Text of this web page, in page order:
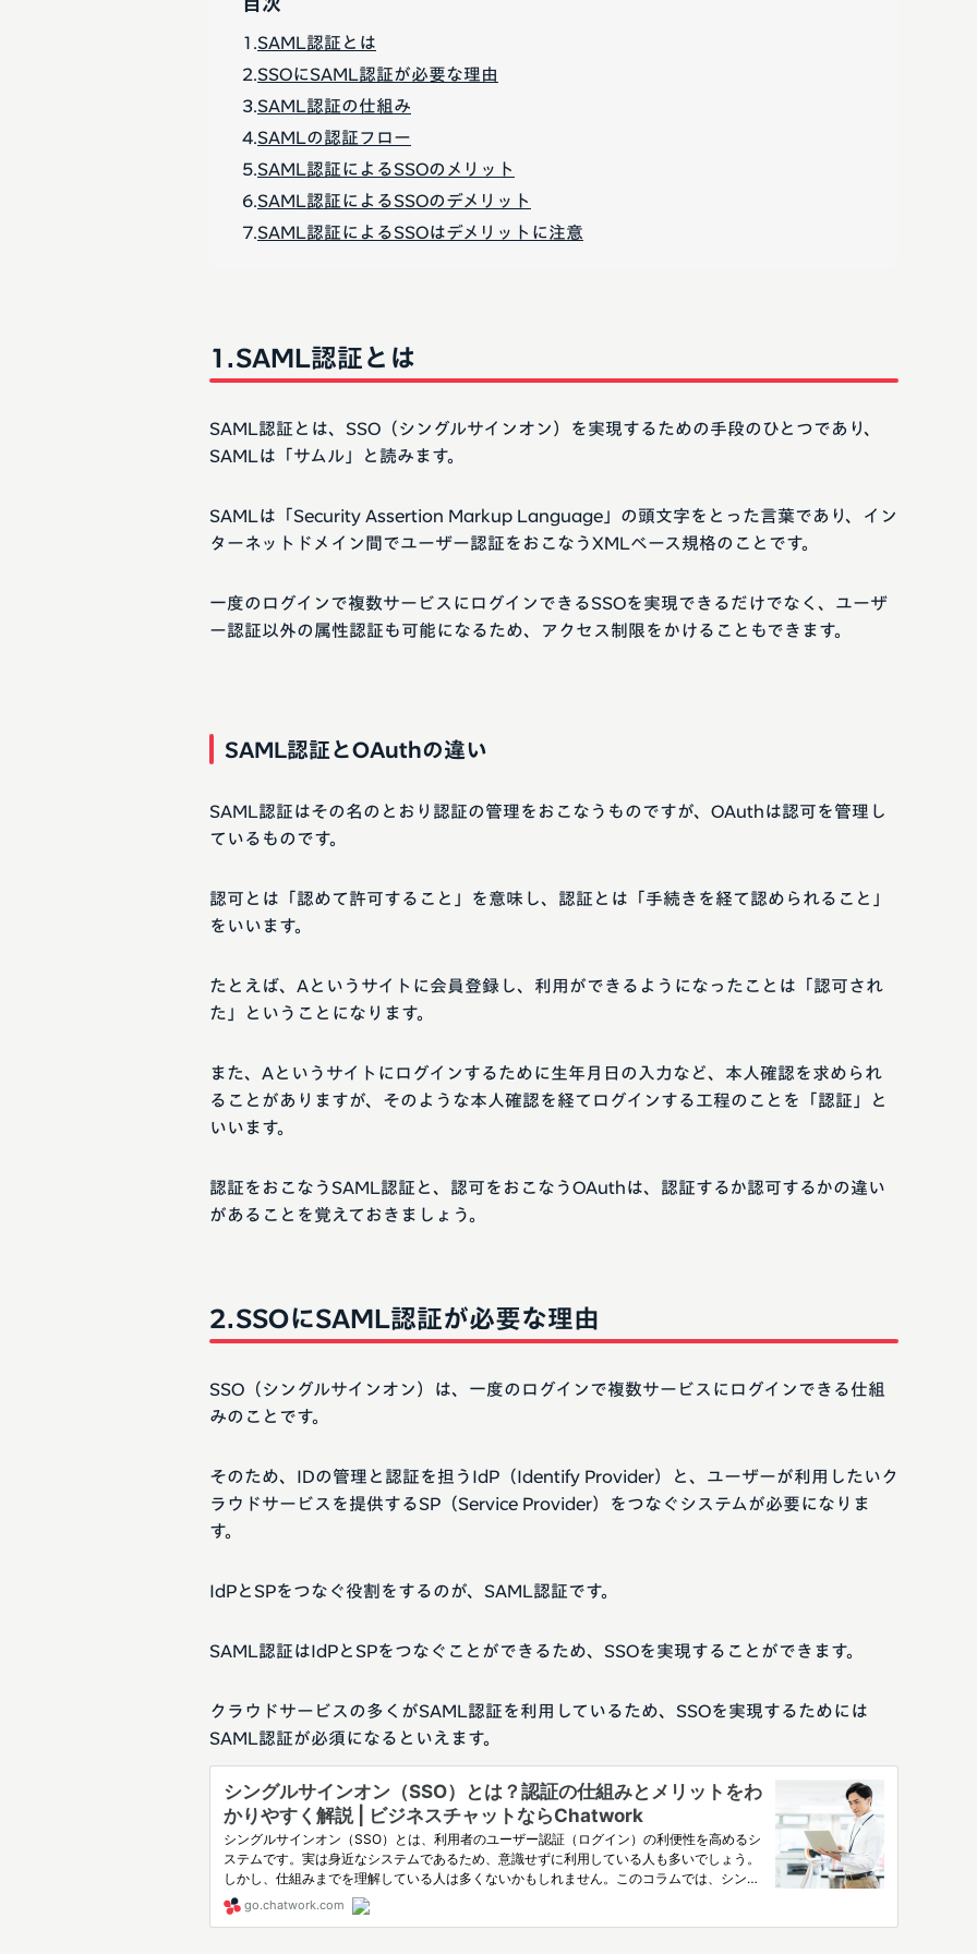
SAML認証とは
SSOにSAML認証が必要な理由
SAML認証の仕組み
SAMLの認証フロー
SAML認証によるSSOのメリット
SAML認証によるSSOのデメリット
SAML認証によるSSOはデメリットに注意
SAML認証とは
SAML認証とは、SSO（シングルサインオン）を実現するための手段のひとつであり、
SAMLは「サムル」と読みます。
SAMLは「Security Assertion Markup Language」の頭文字をとった言葉であり、イン
ターネットドメイン間でユーザー認証をおこなうXMLベース規格のことです。
一度のログインで複数サービスにログインできるSSOを実現できるだけでなく、ユーザ
ー認証以外の属性認証も可能になるため、アクセス制限をかけることもできます。
SAML認証とOAuthの違い
SAML認証はその名のとおり認証の管理をおこなうものですが、OAuthは認可を管理し
ているものです。
認可とは「認めて許可すること」を意味し、認証とは「手続きを経て認められること」
をいいます。
たとえば、Aというサイトに会員登録し、利用ができるようになったことは「認可され
た」ということになります。
また、Aというサイトにログインするために生年月日の入力など、本人確認を求められ
ることがありますが、そのような本人確認を経てログインする工程のことを「認証」と
いいます。
認証をおこなうSAML認証と、認可をおこなうOAuthは、認証するか認可するかの違い
があることを覚えておきましょう。
SSOにSAML認証が必要な理由
SSO（シングルサインオン）は、一度のログインで複数サービスにログインできる仕組
みのことです。
そのため、IDの管理と認証を担うIdP（Identify Provider）と、ユーザーが利用したいク
ラウドサービスを提供するSP（Service Provider）をつなぐシステムが必要になりま
す。
IdPとSPをつなぐ役割をするのが、SAML認証です。
SAML認証はIdPとSPをつなぐことができるため、SSOを実現することができます。
クラウドサービスの多くがSAML認証を利用しているため、SSOを実現するためには
SAML認証が必須になるといえます。